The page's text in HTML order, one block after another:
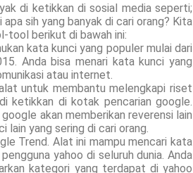
di ketikkan di sosial media seperti;
sih yang banyak di cari orang? Kita
tool berikut di bawah ini:
kata kunci yang populer mulai dari
Anda bisa menari kata kunci yang
atau internet.
untuk membantu melengkapi riset
ketikkan di kotak pencarian google.
akan memberikan reverensi lain
lain yang sering di cari orang.
Trend. Alat ini mampu mencari kata
yahoo di seluruh dunia. Anda
kategori yang terdapat di yahoo